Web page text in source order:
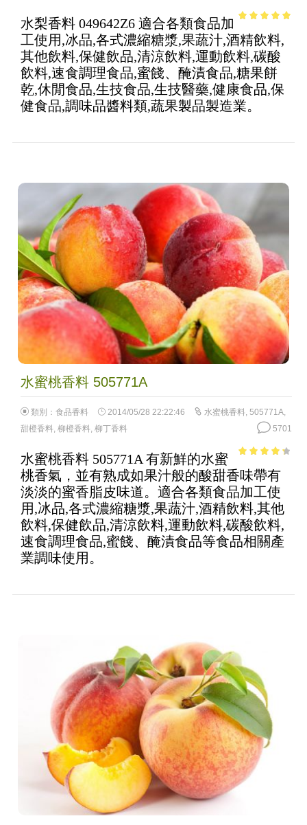
5
水梨香料 049642Z6 適合各類食品加
工使用,冰品,各式濃縮糖漿,果蔬汁,酒精飲料,
其他飲料,保健飲品,清涼飲料,運動飲料,碳酸
飲料,速食調理食品,蜜餞、醃漬食品,糖果餅
乾,休閒食品,生技食品,生技醫藥,健康食品,保
健食品,調味品醬料類,蔬果製品製造業。
水蜜桃香料 505771A
類別： 食品香料 2014/05/28 22:22:46 水蜜桃香料, 505771A,
甜橙香料, 柳橙香料, 柳丁香料 5701
of 5
水蜜桃香料 505771A 有新鮮的水蜜
桃香氣，並有熟成如果汁般的酸甜香味帶有
淡淡的蜜香脂皮味道。適合各類食品加工使
用,冰品,各式濃縮糖漿,果蔬汁,酒精飲料,其他
飲料,保健飲品,清涼飲料,運動飲料,碳酸飲料,
速食調理食品,蜜餞、醃漬食品等食品相關產
業調味使用。